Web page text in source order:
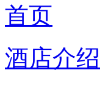
首页
酒店介绍